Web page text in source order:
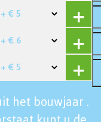
+ € 5
+ € 6
+ € 5
het bouwjaar .